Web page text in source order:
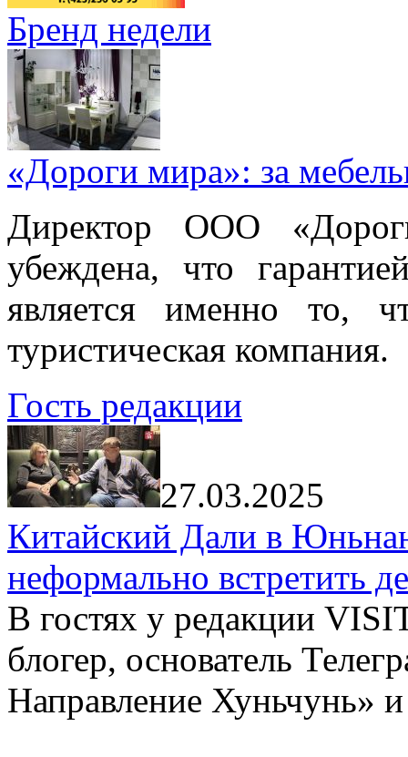
Бренд недели
«Дороги мира»: за
Директор ООО
убеждена, что
является именно то,
туристическая компания.
Гость редакции
27.03.2025
Китайский Дали в
неформально встретить
В гостях у редакции
блогер, основатель
Направление Хуньчунь»